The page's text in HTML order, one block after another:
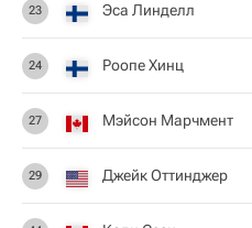
23 Эса Линделл
24 Роопе Хинц
27 Мэйсон Марчмент
29 Джейк Оттинджер